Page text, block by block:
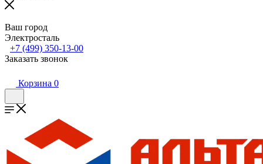
Ваш город
Электросталь
+7 (499) 350-13-00
Заказать звонок
Корзина 0